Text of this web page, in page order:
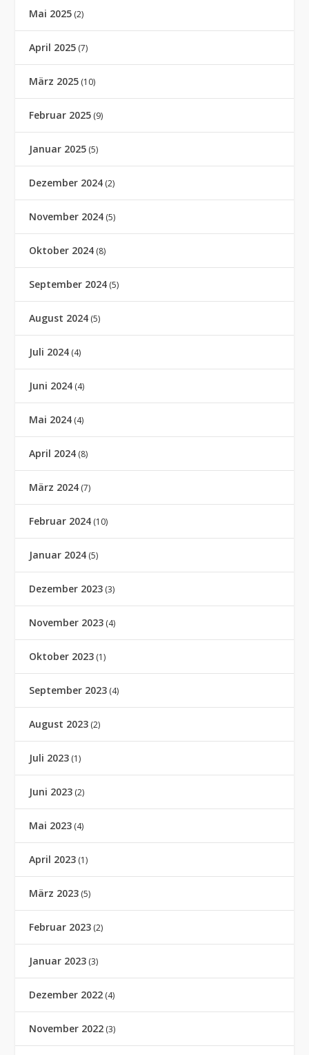
Mai 2025 (2)
April 2025 (7)
März 2025 (10)
Februar 2025 (9)
Januar 2025 (5)
Dezember 2024 (2)
November 2024 (5)
Oktober 2024 (8)
September 2024 (5)
August 2024 (5)
Juli 2024 (4)
Juni 2024 (4)
Mai 2024 (4)
April 2024 (8)
März 2024 (7)
Februar 2024 (10)
Januar 2024 (5)
Dezember 2023 (3)
November 2023 (4)
Oktober 2023 (1)
September 2023 (4)
August 2023 (2)
Juli 2023 (1)
Juni 2023 (2)
Mai 2023 (4)
April 2023 (1)
März 2023 (5)
Februar 2023 (2)
Januar 2023 (3)
Dezember 2022 (4)
November 2022 (3)